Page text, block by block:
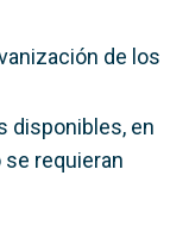
de los
disponibles, en
requieran